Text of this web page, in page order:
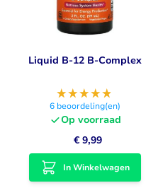
Liquid B-12 B-Complex
6 beoordeling(en)
Op voorraad
€ 9,99
In Winkelwagen